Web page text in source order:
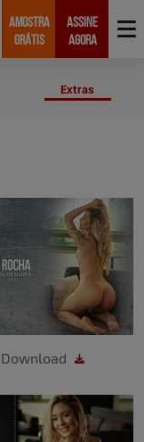
AMOSTRA
GRÁTIS
ASSINE
AGORA
Extras
Download